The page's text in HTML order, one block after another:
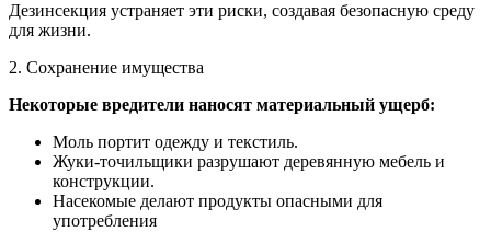
Дезинсекция устраняет эти риски, создавая безопасную среду
для жизни.
2. Сохранение имущества
Некоторые вредители наносят материальный ущерб:
Моль портит одежду и текстиль.
Жуки-точильщики разрушают деревянную мебель и
конструкции.
Насекомые делают продукты опасными для
употребления